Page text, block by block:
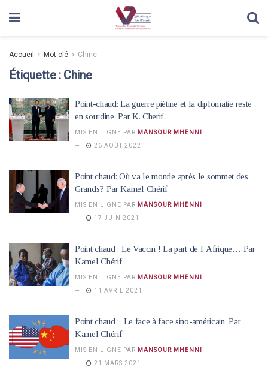
Accueil Mot clé Chine
Étiquette : Chine
Point-chaud: La guerre piétine et la diplomatie reste
en sourdine. Par K. Cherif
MIS EN LIGNE PAR MANSOUR MHENNI
26 AOÛT 2022
Point chaud: Où va le monde après le sommet des
Grands? Par Kamel Chérif
MIS EN LIGNE PAR MANSOUR MHENNI
17 JUIN 2021
Point chaud : Le Vaccin ! La part de l’Afrique… Par
Kamel Chérif
MIS EN LIGNE PAR MANSOUR MHENNI
11 AVRIL 2021
Point chaud : Le face à face sino-américain. Par
Kamel Chérif
MIS EN LIGNE PAR MANSOUR MHENNI
21 MARS 2021